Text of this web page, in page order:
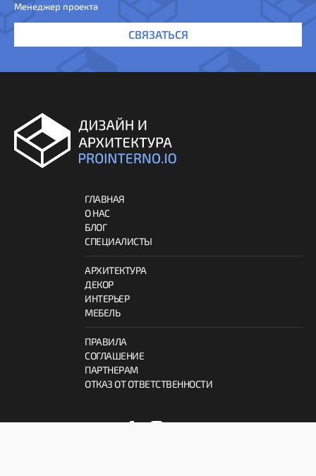
Менеджер проекта
СВЯЗАТЬСЯ
ГЛАВНАЯ
О НАС
БЛОГ
СПЕЦИАЛИСТЫ
АРХИТЕКТУРА
ДЕКОР
ИНТЕРЬЕР
МЕБЕЛЬ
ПРАВИЛА
СОГЛАШЕНИЕ
ПАРТНЕРАМ
ОТКАЗ ОТ ОТВЕТСТВЕННОСТИ